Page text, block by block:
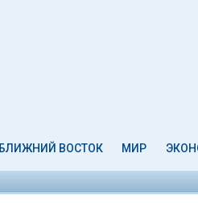
БЛИЖНИЙ ВОСТОК МИР